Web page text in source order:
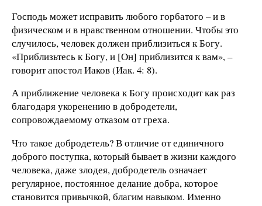
Господь может исправить любого горбатого – и в
физическом и в нравственном отношении. Чтобы это
случилось, человек должен приблизиться к Богу.
«Приблизьтесь к Богу, и [Он] приблизится к вам», –
говорит апостол Иаков (Иак. 4: 8).
А приближение человека к Богу происходит как раз
благодаря укоренению в добродетели,
сопровождаемому отказом от греха.
Что такое добродетель? В отличие от единичного
доброго поступка, который бывает в жизни каждого
человека, даже злодея, добродетель означает
регулярное, постоянное делание добра, которое
становится привычкой, благим навыком. Именно